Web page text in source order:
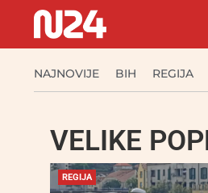
NAJNOVIJE BIH REGIJA
VELIKE
REGIJA